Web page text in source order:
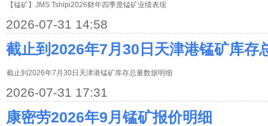
【锰矿】JMS Tshipi2026财年四季度锰矿业绩表现
2026-07-31 14:58
截止到2026年7月30日天津港锰矿库存
截止到2026年7月30日天津港锰矿库存总量数据明细
2026-07-31 17:31
康密劳2026年9月锰矿报价明细